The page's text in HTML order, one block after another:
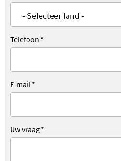
Telefoon *
E-mail *
Uw vraag *